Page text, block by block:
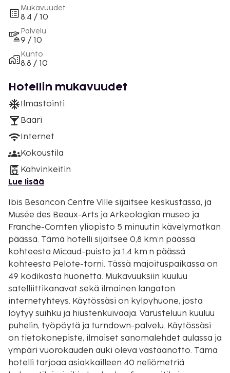
Mukavuudet
8.4 / 10
Palvelu
9 / 10
Kunto
8.8 / 10
Hotellin mukavuudet
Ilmastointi
Baari
Internet
Kokoustila
Kahvinkeitin
Lue lisää
Ibis Besancon Centre Ville sijaitsee keskustassa, ja
Musée des Beaux-Arts ja Arkeologian museo ja
Franche-Comten yliopisto 5 minuutin kävelymatkan
päässä. Tämä hotelli sijaitsee 0,8 km:n päässä
kohteesta Micaud-puisto ja 1,4 km:n päässä
kohteesta Pelote-torni. Tässä majoituspaikassa on
49 kodikasta huonetta. Mukavuuksiin kuuluu
satelliittikanavat sekä ilmainen langaton
internetyhteys. Käytössäsi on kylpyhuone, josta
löytyy suihku ja hiustenkuivaaja. Varusteluun kuuluu
puhelin, työpöytä ja turndown-palvelu. Käytössäsi
on tietokonepiste, ilmaiset sanomalehdet aulassa ja
ympäri vuorokauden auki oleva vastaanotto. Tämä
hotelli tarjoaa asiakkailleen 40 neliömetriä